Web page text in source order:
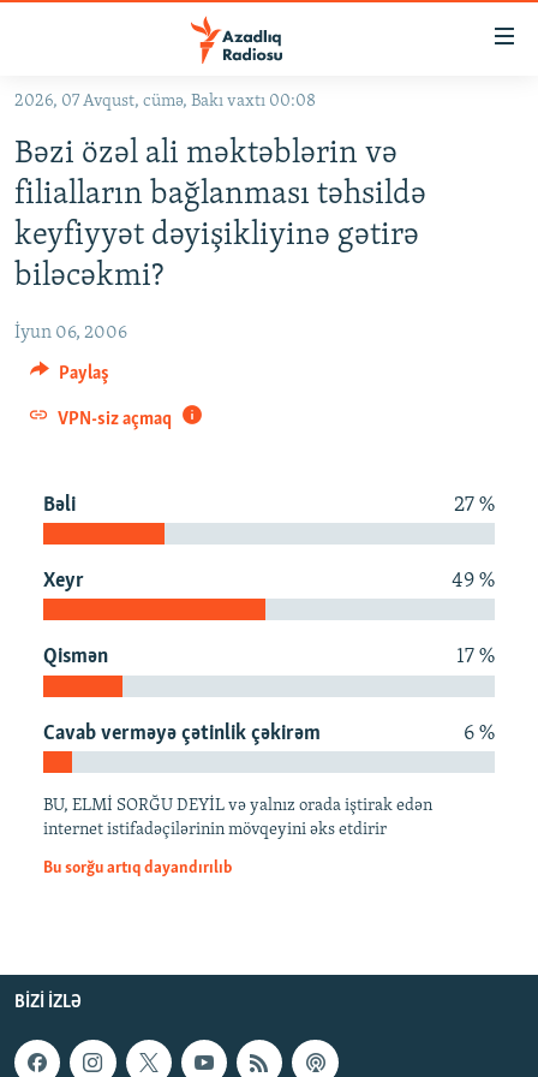
Əsas
qayıt
Əsas
naviqasiyaya
qayıt
Axtarışa
KORRUPSIOMETR
#ƏSLINDƏ
QANUNI DOĞRU
ARAŞDIRMA
MULTIMEDIA
KARIKATURA
İSLAM VƏ DEMOKRATIYA
İZ - MƏDƏNIYYƏT PROQRAMI
HAQQIMIZDA
PEŞƏ ETIKASI VƏ JURNALISTIKA STANDARTLARIMIZ
MATERIALLARIMIZDAN ISTIFADƏ
BIZIMLƏ ƏLAQƏ
XƏBƏR BÜLLETENLƏRIMIZ
BIZI IZLƏ
RFE/RL-in bütün saytları
2026, 07 Avqust, cümə, Bakı vaxtı 00:08
Bəzi özəl ali məktəblərin və
filialların bağlanması təhsildə
keyfiyyət dəyişikliyinə gətirə
biləcəkmi?
İyun 06, 2006
Paylaş
VPN-siz açmaq
Bəli 27 %
Xeyr 49 %
Qismən 17 %
Cavab verməyə çətinlik çəkirəm 6 %
BU, ELMİ SORĞU DEYİL və yalnız orada iştirak edən
internet istifadəçilərinin mövqeyini əks etdirir
Bu sorğu artıq dayandırılıb
BIZI IZLƏ